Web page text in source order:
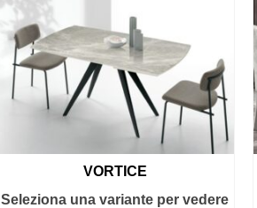
VORTICE
Seleziona una variante per vedere